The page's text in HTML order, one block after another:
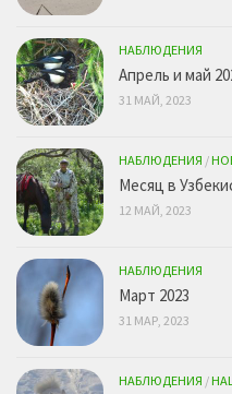
НАБЛЮДЕНИЯ
Апрель и май
31 МАЙ, 2023
НАБЛЮДЕНИЯ /
Месяц в
12 МАЙ, 2023
НАБЛЮДЕНИЯ
Март 2023
31 МАР, 2023
НАБЛЮДЕНИЯ /